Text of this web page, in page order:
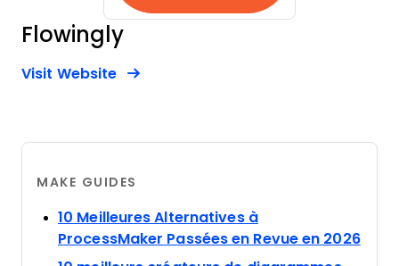
Flowingly
Visit WebsiteOpens New Window
MAKE GUIDES
10 Meilleures Alternatives à
ProcessMaker Passées en Revue en 2026